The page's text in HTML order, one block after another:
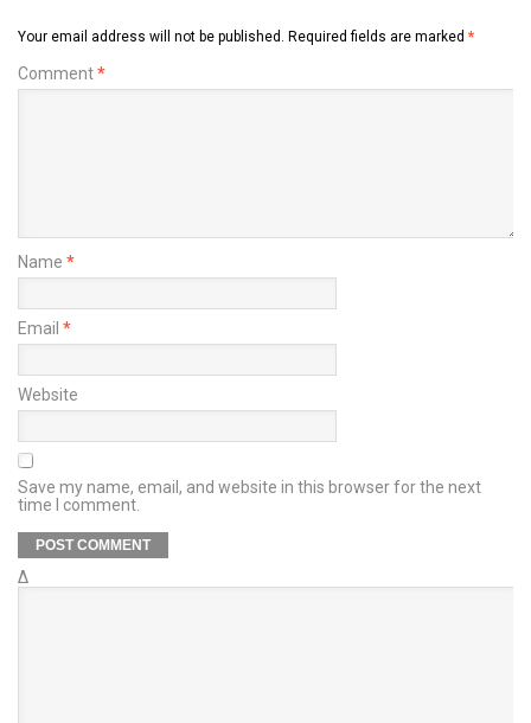
Your email address will not be published. Required fields are marked *
Comment*
Name *
Email *
Website
Save my name, email, and website in this browser for the next
time I comment.
Δ